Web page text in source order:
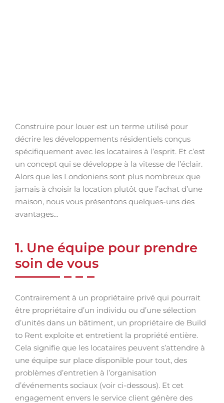
Construire pour louer est un terme utilisé pour
décrire les développements résidentiels conçus
spécifiquement avec les locataires à l’esprit. Et c’est
un concept qui se développe à la vitesse de l’éclair.
Alors que les Londoniens sont plus nombreux que
jamais à choisir la location plutôt que l’achat d’une
maison, nous vous présentons quelques-uns des
avantages…
1. Une équipe pour prendre
soin de vous
Contrairement à un propriétaire privé qui pourrait
être propriétaire d’un individu ou d’une sélection
d’unités dans un bâtiment, un propriétaire de Build
to Rent exploite et entretient la propriété entière.
Cela signifie que les locataires peuvent s’attendre à
une équipe sur place disponible pour tout, des
problèmes d’entretien à l’organisation
d’événements sociaux (voir ci-dessous). Et cet
engagement envers le service client génère des